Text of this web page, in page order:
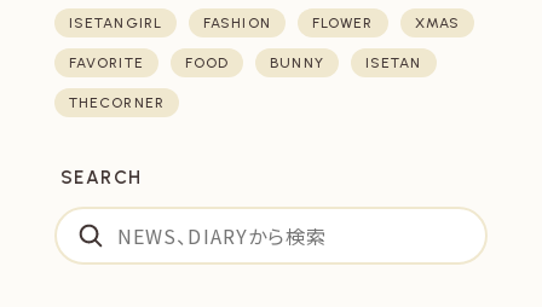
ISETANGIRL FASHION FLOWER XMAS
FAVORITE FOOD BUNNY ISETAN
THECORNER
SEARCH